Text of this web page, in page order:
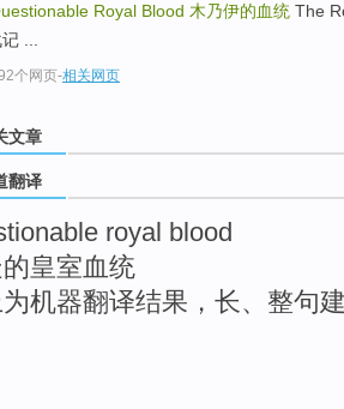
Royal Blood 木乃伊的血统 The
...
个网页-相关网页
文章
翻译
royal blood
皇室血统
为机器翻译结果，长、整句